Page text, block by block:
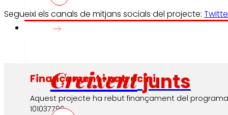
Inversors
Creixentjunts
Segueixi els canals de mitjans socials del projecte:
Finançament i patrocini
Aquest projecte ha rebut finançament del programa
101037796.